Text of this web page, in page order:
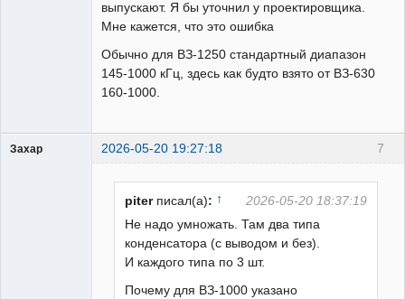
выпускают. Я бы уточнил у проектировщика.
Мне кажется, что это ошибка
Обычно для ВЗ-1250 стандартный диапазон
145-1000 кГц, здесь как будто взято от ВЗ-630
160-1000.
7
Захар 2026-05-20 19:27:18
piter писал(а): ↑
2026-05-20 18:37:19
Не надо умножать. Там два типа
конденсатора (с выводом и без).
И каждого типа по 3 шт.
Почему для ВЗ-1000 указано